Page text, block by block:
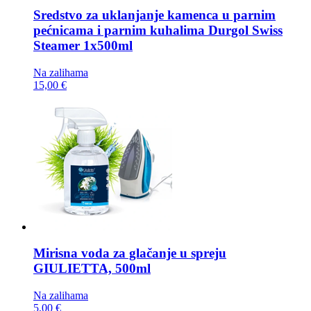
Sredstvo za uklanjanje kamenca u parnim
pećnicama i parnim kuhalima Durgol Swiss
Steamer 1x500ml
Na zalihama
15,00 €
Mirisna voda za glačanje u spreju
GIULIETTA, 500ml
Na zalihama
5,00 €